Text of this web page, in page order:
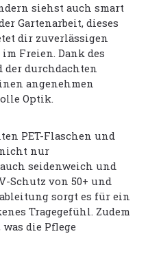
siehst auch smart
Gartenarbeit, dieses
dir zuverlässigen
Freien. Dank des
durchdachten
angenehmen
Optik.
PET-Flaschen und
nicht nur
seidenweich und
Schutz von 50+ und
sorgt es für ein
Tragegefühl. Zudem
die Pflege